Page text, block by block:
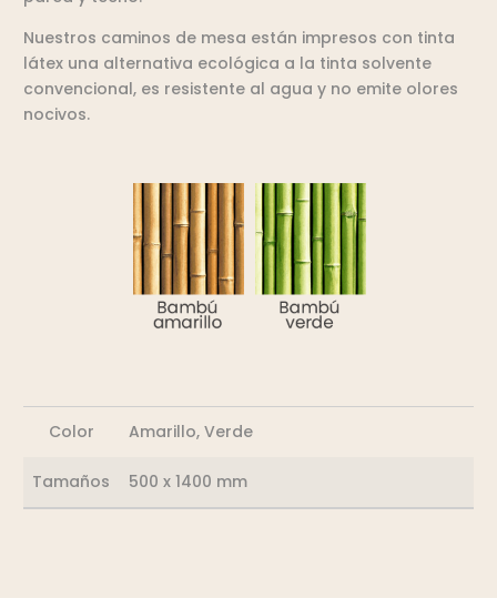
Nuestros caminos de mesa están impresos con tinta
látex una alternativa ecológica a la tinta solvente
convencional, es resistente al agua y no emite olores
nocivos.
Color Amarillo, Verde
Tamaños 500 x 1400 mm